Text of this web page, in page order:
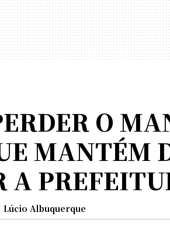
O
MANTÉM
A
Lúcio Albuquerque